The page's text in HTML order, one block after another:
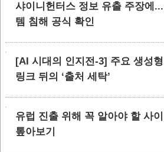
샤이니헌터스 정보 유출 주장에
템 침해 공식 확인
[AI 시대의 인지전-3] 주요 생성
링크 뒤의 ‘출처 세탁’
유럽 진출 위해 꼭 알아야 할 사이
톺아보기